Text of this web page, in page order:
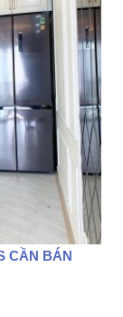
CẦN BÁN